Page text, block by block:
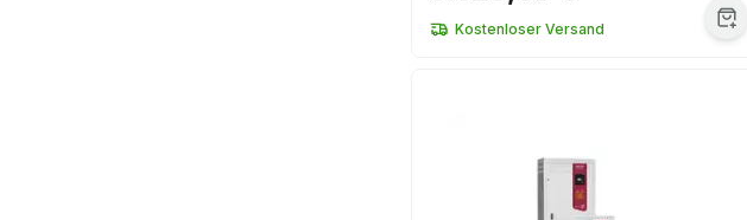
Kostenloser Versand